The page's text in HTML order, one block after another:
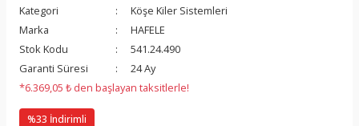
Kategori
Köşe Kiler Sistemleri
Marka
HAFELE
Stok Kodu
541.24.490
Garanti Süresi
24 Ay
*6.369,05 ₺ den başlayan taksitlerle!
%33 İndirimli